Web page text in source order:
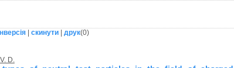
| скинути| друк(0)
D.